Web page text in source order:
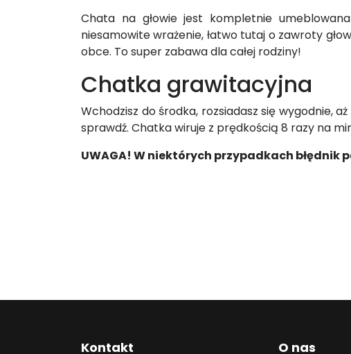
Chata na głowie jest kompletnie
niesamowite wrażenie, łatwo tutaj o zawroty
obce. To super zabawa dla całej rodziny!
Chatka grawitacyjna
Wchodzisz do środka, rozsiadasz się wygodnie,
sprawdź. Chatka wiruje z prędkością 8 razy na
UWAGA! W niektórych przypadkach
Kontakt O nas